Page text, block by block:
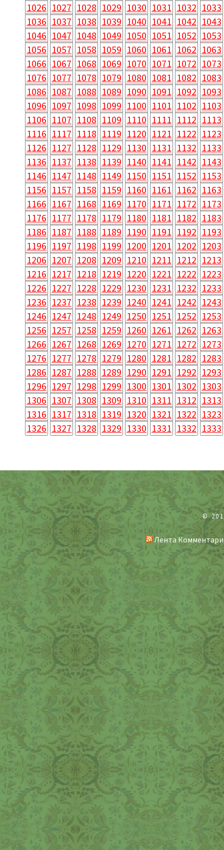
1026 1027 1028 1029 1030 1031 1032 1033
1036 1037 1038 1039 1040 1041 1042 1043
1046 1047 1048 1049 1050 1051 1052 1053
1056 1057 1058 1059 1060 1061 1062 1063
1066 1067 1068 1069 1070 1071 1072 1073
1076 1077 1078 1079 1080 1081 1082 1083
1086 1087 1088 1089 1090 1091 1092 1093
1096 1097 1098 1099 1100 1101 1102 1103
1106 1107 1108 1109 1110 1111 1112 1113
1116 1117 1118 1119 1120 1121 1122 1123
1126 1127 1128 1129 1130 1131 1132 1133
1136 1137 1138 1139 1140 1141 1142 1143
1146 1147 1148 1149 1150 1151 1152 1153
1156 1157 1158 1159 1160 1161 1162 1163
1166 1167 1168 1169 1170 1171 1172 1173
1176 1177 1178 1179 1180 1181 1182 1183
1186 1187 1188 1189 1190 1191 1192 1193
1196 1197 1198 1199 1200 1201 1202 1203
1206 1207 1208 1209 1210 1211 1212 1213
1216 1217 1218 1219 1220 1221 1222 1223
1226 1227 1228 1229 1230 1231 1232 1233
1236 1237 1238 1239 1240 1241 1242 1243
1246 1247 1248 1249 1250 1251 1252 1253
1256 1257 1258 1259 1260 1261 1262 1263
1266 1267 1268 1269 1270 1271 1272 1273
1276 1277 1278 1279 1280 1281 1282 1283
1286 1287 1288 1289 1290 1291 1292 1293
1296 1297 1298 1299 1300 1301 1302 1303
1306 1307 1308 1309 1310 1311 1312 1313
1316 1317 1318 1319 1320 1321 1322 1323
1326 1327 1328 1329 1330 1331 1332 1333
©
Лента